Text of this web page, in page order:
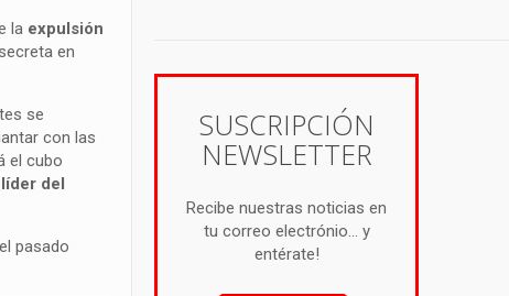
la expulsión
en
se
con las
el cubo
del
el pasado
SUSCRIPCIÓN
NEWSLETTER
Recibe nuestras noticias en
tu correo electrónio... y
entérate!